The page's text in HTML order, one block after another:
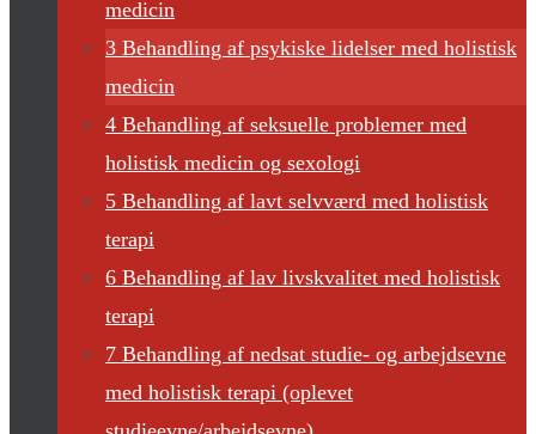
medicin
3 Behandling af psykiske lidelser med holistisk
medicin
4 Behandling af seksuelle problemer med
holistisk medicin og sexologi
5 Behandling af lavt selvværd med holistisk
terapi
6 Behandling af lav livskvalitet med holistisk
terapi
7 Behandling af nedsat studie- og arbejdsevne
med holistisk terapi (oplevet